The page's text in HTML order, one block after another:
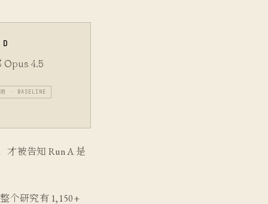
D
Opus 4.5
· BASELINE
才被告知 Run A 是
个研究有 1,150+